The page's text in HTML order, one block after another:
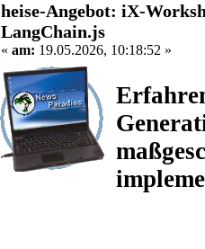
heise-Angebot: iX-
LangChain.js
« am: 19.05.2026, 10:18:52 »